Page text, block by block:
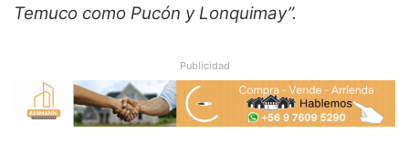
Temuco como Pucón y Lonquimay”.
Publicidad